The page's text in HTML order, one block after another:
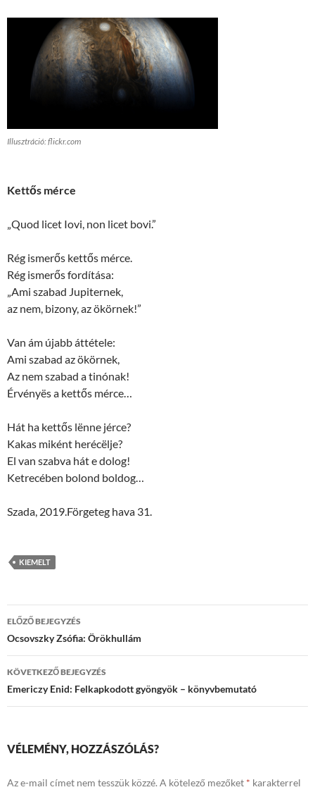
Illusztráció: flickr.com
Kettős mérce
„Quod licet Iovi, non licet bovi.”
Rég ismerős kettős mérce.
Rég ismerős fordítása:
„Ami szabad Jupiternek,
az nem, bizony, az ökörnek!”
Van ám újabb áttétele:
Ami szabad az ökörnek,
Az nem szabad a tinónak!
Érvényës a kettős mérce…
Hát ha kettős lënne jérce?
Kakas miként herécëlje?
El van szabva hát e dolog!
Ketrecében bolond boldog…
Szada, 2019.Förgeteg hava 31.
KIEMELT
Bejegyzések
navigációja
ELŐZŐ BEJEGYZÉS
Ocsovszky Zsófia: Örökhullám
KÖVETKEZŐ BEJEGYZÉS
Emericzy Enid: Felkapkodott gyöngyök – könyvbemutató
VÉLEMÉNY, HOZZÁSZÓLÁS?
Az e-mail címet nem tesszük közzé. A kötelező mezőket * karakterrel